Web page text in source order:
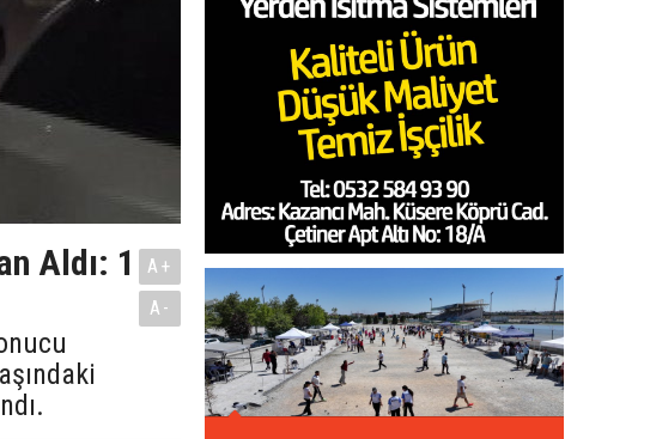
Aldı: 1
A+
A-